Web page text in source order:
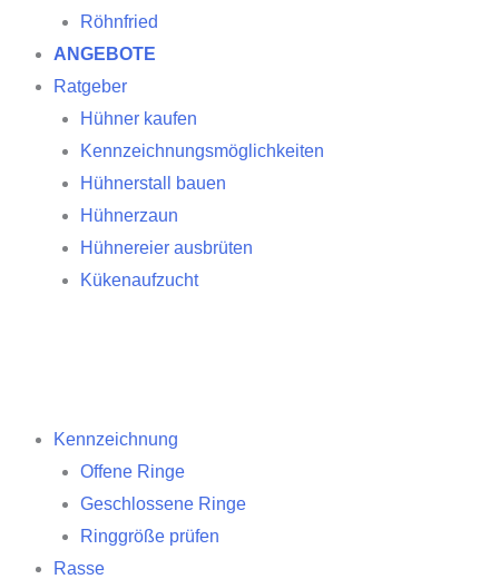
Röhnfried
ANGEBOTE
Ratgeber
Hühner kaufen
Kennzeichnungsmöglichkeiten
Hühnerstall bauen
Hühnerzaun
Hühnereier ausbrüten
Kükenaufzucht
Kennzeichnung
Offene Ringe
Geschlossene Ringe
Ringgröße prüfen
Rasse